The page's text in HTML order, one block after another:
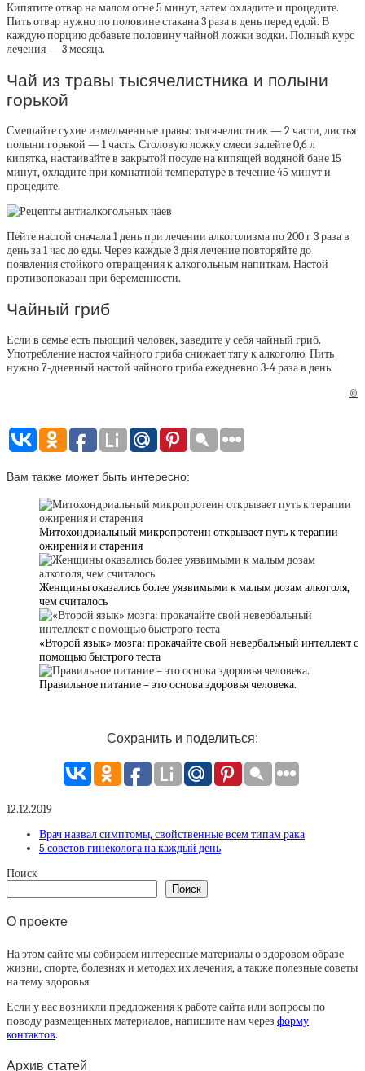
Кипятите отвар на малом огне 5 минут, затем охладите и процедите.
Пить отвар нужно по половине стакана 3 раза в день перед едой. В
каждую порцию добавьте половину чайной ложки водки. Полный курс
лечения — 3 месяца.
Чай из травы тысячелистника и полыни
горькой
Смешайте сухие измельченные травы: тысячелистник — 2 части, листья
полыни горькой — 1 часть. Столовую ложку смеси залейте 0,6 л
кипятка, настаивайте в закрытой посуде на кипящей водяной бане 15
минут, охладите при комнатной температуре в течение 45 минут и
процедите.
Пейте настой сначала 1 день при лечении алкоголизма по 200 г 3 раза в
день за 1 час до еды. Через каждые 3 дня лечение повторяйте до
появления стойкого отвращения к алкогольным напиткам. Настой
противопоказан при беременности.
Чайный гриб
Если в семье есть пьющий человек, заведите у себя чайный гриб.
Употребление настоя чайного гриба снижает тягу к алкоголю. Пить
нужно 7-дневный настой чайного гриба ежедневно 3-4 раза в день.
©
Вам также может быть интересно:
Митохондриальный микропротеин открывает путь к терапии
ожирения и старения
Женщины оказались более уязвимыми к малым дозам алкоголя,
чем считалось
«Второй язык» мозга: прокачайте свой невербальный интеллект с
помощью быстрого теста
Правильное питание – это основа здоровья человека.
Сохранить и поделиться:
12.12.2019
Врач назвал симптомы, свойственные всем типам рака
5 советов гинеколога на каждый день
Поиск
Поиск
О проекте
На этом сайте мы собираем интересные материалы о здоровом образе
жизни, спорте, болезнях и методах их лечения, а также полезные советы
на тему здоровья.
Если у вас возникли предложения к работе сайта или вопросы по
поводу размещенных материалов, напишите нам через форму
контактов.
Архив статей